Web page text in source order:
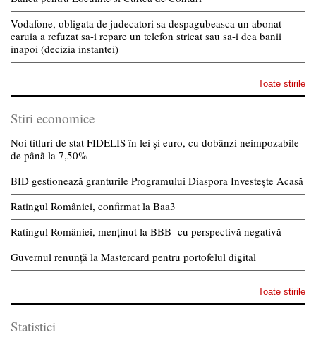
Vodafone, obligata de judecatori sa despagubeasca un abonat
caruia a refuzat sa-i repare un telefon stricat sau sa-i dea banii
inapoi (decizia instantei)
Toate stirile
Stiri economice
Noi titluri de stat FIDELIS în lei și euro, cu dobânzi neimpozabile
de pânã la 7,50%
BID gestionează granturile Programului Diaspora Investește Acasă
Ratingul României, confirmat la Baa3
Ratingul României, menținut la BBB- cu perspectivă negativă
Guvernul renunță la Mastercard pentru portofelul digital
Toate stirile
Statistici